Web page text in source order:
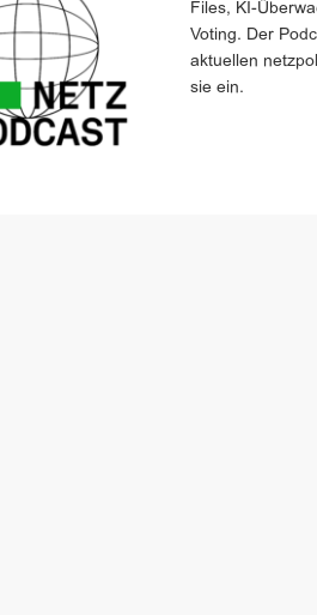
Files, KI-
Voting. Der
aktuellen
sie ein.